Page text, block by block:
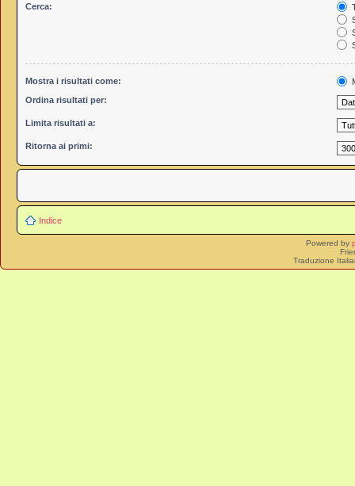
Cerca:
Mostra i risultati come:
Ordina risultati per:
Limita risultati a:
Ritorna ai primi:
Indice
Powered by
Traduzione